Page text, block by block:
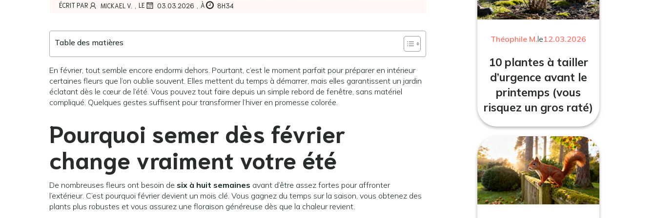
ÉCRIT PAR MICKAEL V. , LE 03.03.2026 , À 8H34
Table des matières
En février, tout semble encore endormi dehors. Pourtant, c’est le moment parfait pour préparer en intérieur
certaines fleurs que l’on oublie souvent. Elles mettent du temps à démarrer, mais elles garantissent un jardin
éclatant dès le cœur de l’été. Vous pouvez tout faire depuis un simple rebord de fenêtre, sans matériel
compliqué. Quelques gestes suffisent pour transformer l’hiver en promesse colorée.
Pourquoi semer dès février
change vraiment votre été
De nombreuses fleurs ont besoin de six à huit semaines avant d’être assez fortes pour affronter
l’extérieur. C’est pourquoi février devient un mois clé. Vous gagnez du temps sur la saison, vous obtenez des
plants plus robustes et vous assurez une floraison généreuse dès que la chaleur revient.
Théophile M.le12.03.2026
10 plantes à tailler
d’urgence avant le
printemps (vous
risquez un gros raté)